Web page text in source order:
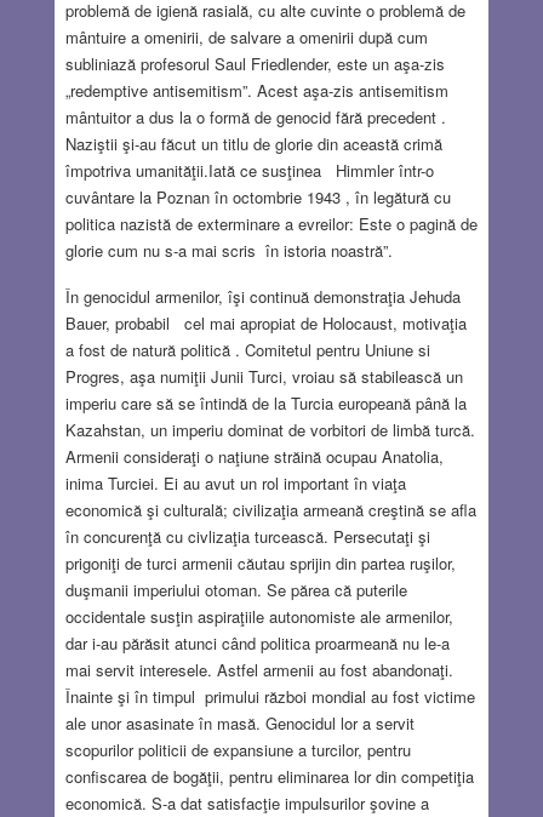
problemă de igienă rasială, cu alte cuvinte o problemă de
mântuire a omenirii, de salvare a omenirii după cum
subliniază profesorul Saul Friedlender, este un aşa-zis
„redemptive antisemitism”. Acest aşa-zis antisemitism
mântuitor a dus la o formă de genocid fără precedent .
Naziştii şi-au făcut un titlu de glorie din această crimă
împotriva umanităţii.Iată ce susţinea Himmler într-o
cuvântare la Poznan în octombrie 1943 , în legătură cu
politica nazistă de exterminare a evreilor: Este o pagină de
glorie cum nu s-a mai scris în istoria noastră”.
În genocidul armenilor, îşi continuă demonstraţia Jehuda
Bauer, probabil cel mai apropiat de Holocaust, motivaţia
a fost de natură politică . Comitetul pentru Uniune si
Progres, aşa numiţii Junii Turci, vroiau să stabilească un
imperiu care să se întindă de la Turcia europeană până la
Kazahstan, un imperiu dominat de vorbitori de limbă turcă.
Armenii consideraţi o naţiune străină ocupau Anatolia,
inima Turciei. Ei au avut un rol important în viaţa
economică şi culturală; civilizaţia armeană creştină se afla
în concurenţă cu civlizaţia turcească. Persecutaţi şi
prigoniţi de turci armenii căutau sprijin din partea ruşilor,
duşmanii imperiului otoman. Se părea că puterile
occidentale susţin aspiraţiile autonomiste ale armenilor,
dar i-au părăsit atunci când politica proarmeană nu le-a
mai servit interesele. Astfel armenii au fost abandonaţi.
Înainte şi în timpul primului război mondial au fost victime
ale unor asasinate în masă. Genocidul lor a servit
scopurilor politicii de expansiune a turcilor, pentru
confiscarea de bogăţii, pentru eliminarea lor din competiţia
economică. S-a dat satisfacţie impulsurilor şovine a